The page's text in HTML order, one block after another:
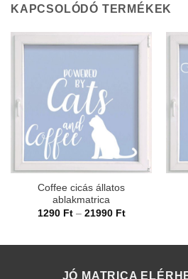
KAPCSOLÓDÓ TERMÉKEK
Coffee cicás állatos
ablakmatrica
1290 Ft – 21990 FtÁrtartomány:
JÓ MATRICA